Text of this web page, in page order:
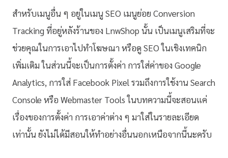
สำหรับเมนูอื่น ๆ อยู่ในเมนู SEO เมนูย่อย Conversion
Tracking ที่อยู่หลังร้านของ LnwShop นั้น เป็นเมนูเสริมที่จะ
ช่วยคุณในการเอาไปทำโฆษณา หรือดู SEO ในเชิงเทคนิก
เพิ่มเติม ในส่วนนี้จะเป็นการตั้งค่า การใส่ค่าของ Google
Analytics, การใส่ Facebook Pixel รวมถึงการใช้งาน Search
Console หรือ Webmaster Tools ในบทความนี้จะสอนแค่
เรื่องของการตั้งค่า การเอาค่าต่าง ๆ มาใส่ในรายละเอียด
เท่านั้น ยังไม่ได้มีสอนให้ทำอย่างอื่นนอกเหนือจากนี้นะครับ